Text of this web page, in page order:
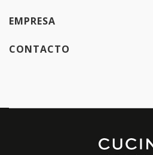
EMPRESA
CONTACTO